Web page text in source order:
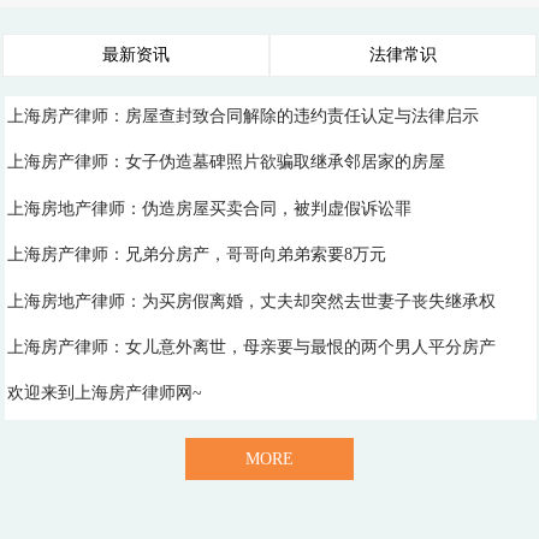
最新资讯 法律常识
上海房产律师：房屋查封致合同解除的违约责任认定与法律启示
上海房产律师：女子伪造墓碑照片欲骗取继承邻居家的房屋
上海房地产律师：伪造房屋买卖合同，被判虚假诉讼罪
上海房产律师：兄弟分房产，哥哥向弟弟索要8万元
上海房地产律师：为买房假离婚，丈夫却突然去世妻子丧失继承权
上海房产律师：女儿意外离世，母亲要与最恨的两个男人平分房产
欢迎来到上海房产律师网~
MORE